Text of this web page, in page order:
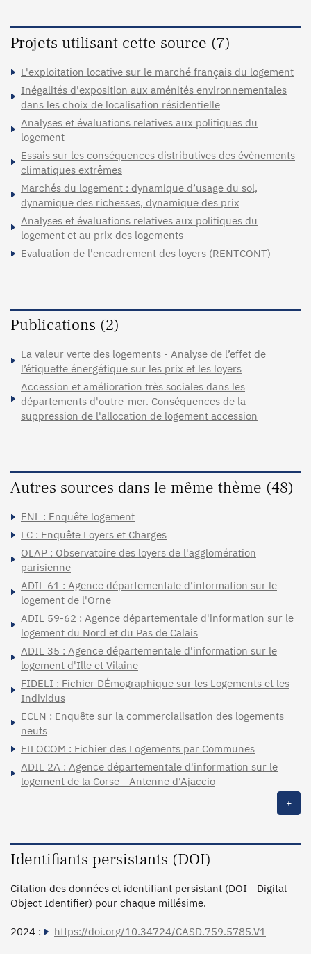
Projets utilisant cette source (7)
L'exploitation locative sur le marché français du logement
Inégalités d'exposition aux aménités environnementales
dans les choix de localisation résidentielle
Analyses et évaluations relatives aux politiques du
logement
Essais sur les conséquences distributives des évènements
climatiques extrêmes
Marchés du logement : dynamique d’usage du sol,
dynamique des richesses, dynamique des prix
Analyses et évaluations relatives aux politiques du
logement et au prix des logements
Evaluation de l'encadrement des loyers (RENTCONT)
Publications (2)
La valeur verte des logements - Analyse de l’effet de
l’étiquette énergétique sur les prix et les loyers
Accession et amélioration très sociales dans les
départements d'outre-mer. Conséquences de la
suppression de l'allocation de logement accession
Autres sources dans le même thème (48)
ENL : Enquête logement
LC : Enquête Loyers et Charges
OLAP : Observatoire des loyers de l'agglomération
parisienne
ADIL 61 : Agence départementale d'information sur le
logement de l'Orne
ADIL 59-62 : Agence départementale d'information sur le
logement du Nord et du Pas de Calais
ADIL 35 : Agence départementale d'information sur le
logement d'Ille et Vilaine
FIDELI : Fichier DÉmographique sur les Logements et les
Individus
ECLN : Enquête sur la commercialisation des logements
neufs
FILOCOM : Fichier des Logements par Communes
ADIL 2A : Agence départementale d'information sur le
logement de la Corse - Antenne d'Ajaccio
+
Identifiants persistants (DOI)
Citation des données et identifiant persistant (DOI - Digital
Object Identifier) pour chaque millésime.
2024 : https://doi.org/10.34724/CASD.759.5785.V1